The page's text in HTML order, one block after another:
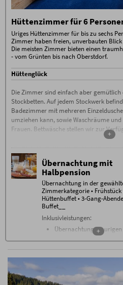
Hüttenzimmer für 6
Uriges Hüttenzimmer für bis zu sechs
Zimmer haben freien, unverbauten
Die meisten Zimmer bieten einen
- vom Grünten bis nach Oberstdorf.
Hüttenglück
Die Zimmer sind einfach aber
Stockbetten. Auf jedem Stockwerk
Badezimmer mit mehreren
umziehen kann, sowie Waschräume
Frauen. Bettwäsche stellen wir zur
selbst mit. Bitte beachte, dass auf allen
ausgewiesenen Raucherbereich.)
+
Übernachtung mit
Halbpension
Übernachtung in der
Zimmerkategorie • Frühstück
Hüttenbuffet • 3-Gang-
Buffet__
Inklusivleistungen:
Übernachtung im urigen
Abendessen, Drei-Gang-
Buffetform
gratis WLAN
+